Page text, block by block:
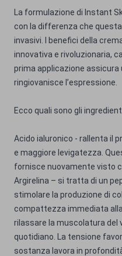
La formulazione di Instant
con la differenza che
invasivi. I benefici della
innovativa e rivoluzionaria,
prima applicazione
ringiovanisce l’espressione.
Ecco quali sono gli
Acido ialuronico - rallenta il
e maggiore levigatezza.
fornisce nuovamente visto
Argirelina – si tratta di un
stimolare la produzione di
compattezza immediata
rilassare la muscolatura
quotidiano. La tensione
sostanza lavora in